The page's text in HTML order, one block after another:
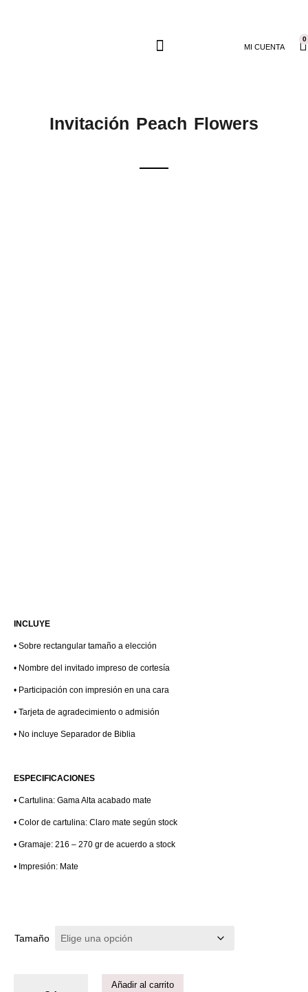
MI CUENTA
0
Invitación Peach Flowers
INCLUYE
• Sobre rectangular tamaño a elección
• Nombre del invitado impreso de cortesía
• Participación con impresión en una cara
• Tarjeta de agradecimiento o admisión
• No incluye Separador de Biblia
ESPECIFICACIONES
• Cartulina: Gama Alta acabado mate
• Color de cartulina: Claro mate según stock
• Gramaje: 216 – 270 gr de acuerdo a stock
• Impresión: Mate
Tamaño
Añadir al carrito